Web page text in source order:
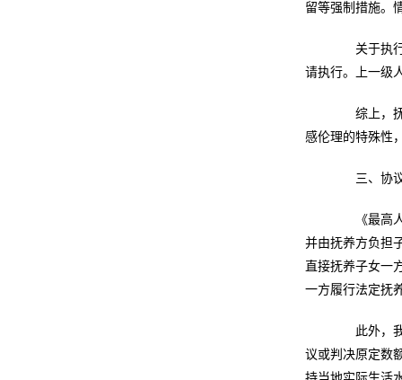
留等强制措施。
关于执行
请执行。上一级
综上，抚
感伦理的特殊性
三、协议
《最高人
并由抚养方负担
直接抚养子女一
一方履行法定抚
此外，我
议或判决原定数